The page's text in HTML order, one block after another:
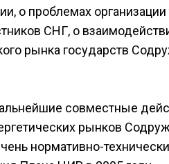
о проблемах
СНГ, о
рынка государств
совместные
рынков
нормативно-